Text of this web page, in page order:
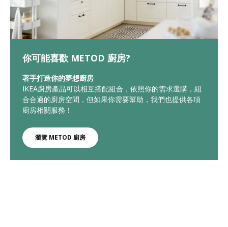
你可能喜歡 METOD 廚房?
著手打造你的夢想廚房
IKEA廚房產品可以相互搭配組合，依照你的需求選購，組
合合適的廚房空間，但如果你需要幫助，我們也提供各項
廚房相關服務！
瀏覽 METOD 廚房